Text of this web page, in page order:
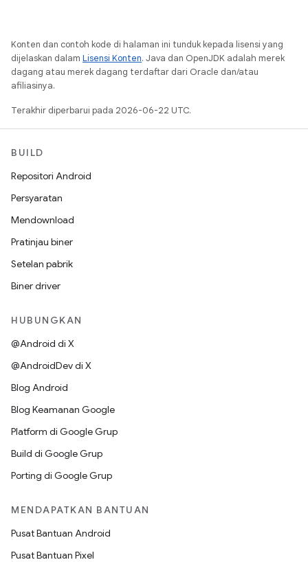
Konten dan contoh kode di halaman ini tunduk kepada lisensi yang
dijelaskan dalam Lisensi Konten. Java dan OpenJDK adalah merek
dagang atau merek dagang terdaftar dari Oracle dan/atau
afiliasinya.
Terakhir diperbarui pada 2026-06-22 UTC.
BUILD
Repositori Android
Persyaratan
Mendownload
Pratinjau biner
Setelan pabrik
Biner driver
HUBUNGKAN
@Android di X
@AndroidDev di X
Blog Android
Blog Keamanan Google
Platform di Google Grup
Build di Google Grup
Porting di Google Grup
MENDAPATKAN BANTUAN
Pusat Bantuan Android
Pusat Bantuan Pixel